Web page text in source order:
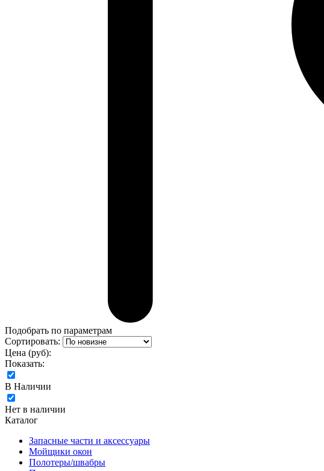
Подобрать по параметрам
Сортировать:
Цена (руб):
Показать:
В Наличии
Нет в наличии
Каталог
Запасные части и аксессуары
Мойщики окон
Полотеры/швабры